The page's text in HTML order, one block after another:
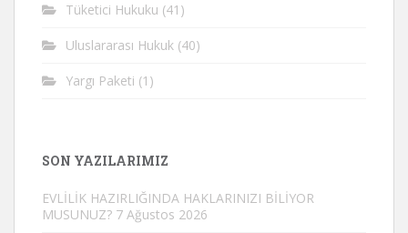
Tüketici Hukuku (41)
Uluslararası Hukuk (40)
Yargı Paketi (1)
SON YAZILARIMIZ
EVLİLİK HAZIRLIĞINDA HAKLARINIZI BİLİYOR
MUSUNUZ? 7 Ağustos 2026